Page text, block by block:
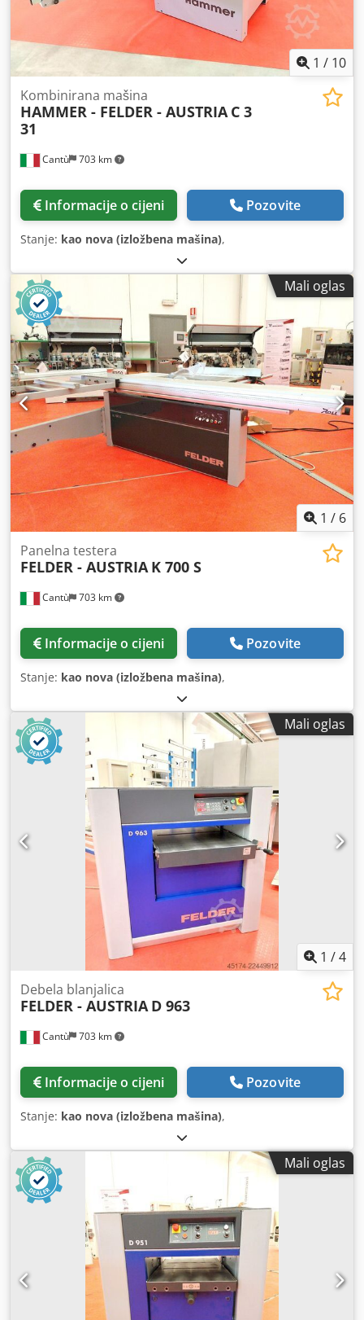
1 / 10
Cantù 703 km
Kombinirana mašina
HAMMER - FELDER - AUSTRIA C 3
31
Informacije o cijeni Pozovite
Stanje: kao nova (izložbena mašina),
Mali oglas
1 / 6
Cantù 703 km
Panelna testera
FELDER - AUSTRIA K 700 S
Informacije o cijeni Pozovite
Stanje: kao nova (izložbena mašina),
Mali oglas
1 /4
Cantù 703 km
Debela blanjalica
FELDER - AUSTRIA D 963
Informacije o cijeni Pozovite
Stanje: kao nova (izložbena mašina),
Mali oglas